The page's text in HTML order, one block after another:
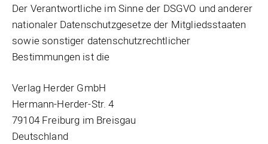
Der Verantwortliche im Sinne der DSGVO und anderer
nationaler Datenschutzgesetze der Mitgliedsstaaten
sowie sonstiger datenschutzrechtlicher
Bestimmungen ist die
Verlag Herder GmbH
Hermann-Herder-Str. 4
79104 Freiburg im Breisgau
Deutschland